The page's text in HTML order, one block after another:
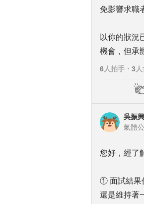
免影響求職
以你的狀況
機會，但承
6人拍手 ・ 3
吳振
氣體
您好，經了
① 面試結果
還是維持著